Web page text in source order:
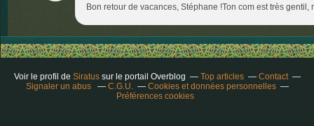
Bon retour de vacances, Stéphane !Ton com est très gentil,
Voir le profil de Siratussur le portail Overblog Top articles
Contact
Signaler un abus
C.G.U.
Cookies et données personnelles
Préférences cookies